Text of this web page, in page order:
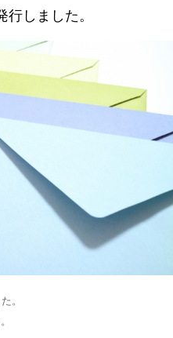
しました。
。